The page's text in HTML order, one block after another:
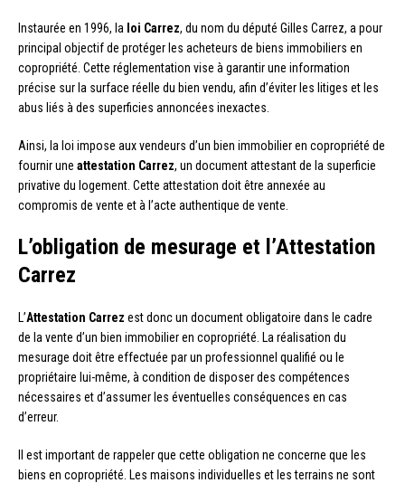
Instaurée en 1996, la loi Carrez, du nom du député Gilles Carrez, a pour
principal objectif de protéger les acheteurs de biens immobiliers en
copropriété. Cette réglementation vise à garantir une information
précise sur la surface réelle du bien vendu, afin d’éviter les litiges et les
abus liés à des superficies annoncées inexactes.
Ainsi, la loi impose aux vendeurs d’un bien immobilier en copropriété de
fournir une attestation Carrez, un document attestant de la superficie
privative du logement. Cette attestation doit être annexée au
compromis de vente et à l’acte authentique de vente.
L’obligation de mesurage et l’Attestation
Carrez
L’Attestation Carrez est donc un document obligatoire dans le cadre
de la vente d’un bien immobilier en copropriété. La réalisation du
mesurage doit être effectuée par un professionnel qualifié ou le
propriétaire lui-même, à condition de disposer des compétences
nécessaires et d’assumer les éventuelles conséquences en cas
d’erreur.
Il est important de rappeler que cette obligation ne concerne que les
biens en copropriété. Les maisons individuelles et les terrains ne sont